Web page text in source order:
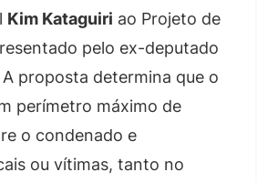
Kim Kataguiri ao Projeto de
pelo ex-deputado
proposta determina que o
perímetro máximo de
o condenado e
ou vítimas, tanto no